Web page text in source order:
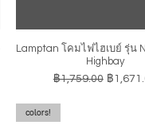
ดูข้อมูลด่วน
Lamptan โคมไฟไฮเบย์ รุ่น
Highbay
ราคาปกติ
฿1,759.00 ราคาข
฿
colors!